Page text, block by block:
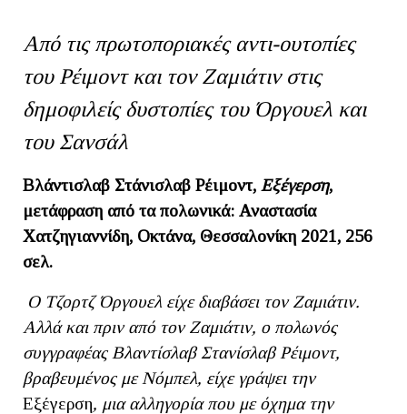
Από τις πρωτοποριακές αντι-ουτοπίες
του Ρέιμοντ και τον Zαμιάτιν στις
δημοφιλείς δυστοπίες του Όργουελ και
του Σανσάλ
Βλάντισλαβ Στάνισλαβ Ρέιμοντ, Εξέγερση,
μετάφραση από τα πολωνικά: Αναστασία
Χατζηγιαννίδη, Οκτάνα, Θεσσαλονίκη 2021, 256
σελ.
Ο Τζορτζ Όργουελ είχε διαβάσει τον Ζαμιάτιν.
Αλλά και πριν από τον Ζαμιάτιν, ο πολωνός
συγγραφέας Βλαντίσλαβ Στανίσλαβ Ρέιμοντ,
βραβευμένος με Νόμπελ, είχε γράψει την
Εξέγερση, μια αλληγορία που με όχημα την